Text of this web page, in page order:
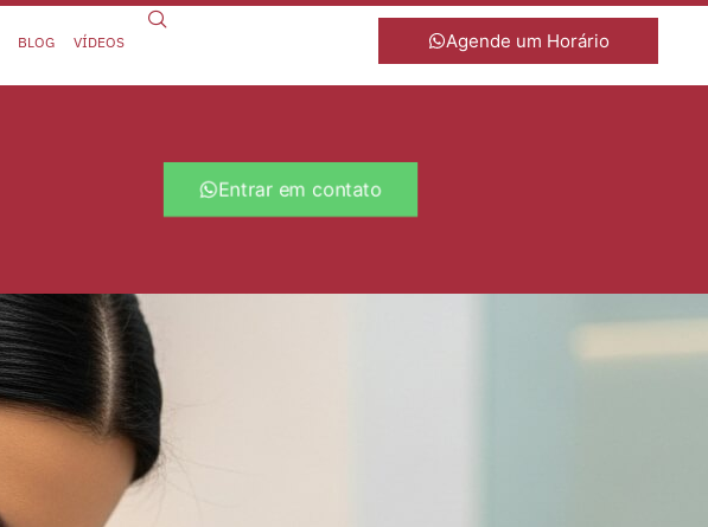
BLOG VÍDEOS Agende um Horário
Entrar em contato